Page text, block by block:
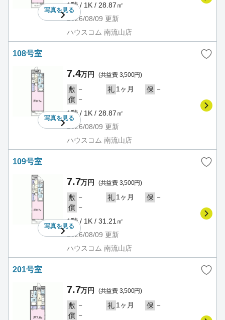
写真を見る
1階 / 1K / 28.87㎡
2026/08/09 更新
ハウスコム 南流山店
108号室
写真を見る
7.4万円 (共益費 3,500円)
敷 － 礼 1ヶ月 保 －
償 －
1階 / 1K / 28.87㎡
2026/08/09 更新
ハウスコム 南流山店
109号室
写真を見る
7.7万円 (共益費 3,500円)
敷 － 礼 1ヶ月 保 －
償 －
1階 / 1K / 31.21㎡
2026/08/09 更新
ハウスコム 南流山店
201号室
7.7万円 (共益費 3,500円)
敷 － 礼 1ヶ月 保 －
償 －